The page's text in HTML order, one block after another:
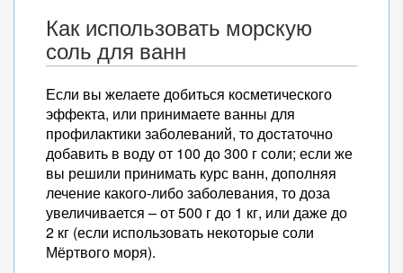
Как использовать морскую
соль для ванн
Если вы желаете добиться косметического
эффекта, или принимаете ванны для
профилактики заболеваний, то достаточно
добавить в воду от 100 до 300 г соли; если же
вы решили принимать курс ванн, дополняя
лечение какого-либо заболевания, то доза
увеличивается – от 500 г до 1 кг, или даже до
2 кг (если использовать некоторые соли
Мёртвого моря).